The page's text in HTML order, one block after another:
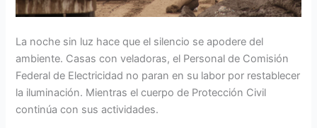
La noche sin luz hace que el silencio se apodere del
ambiente. Casas con veladoras, el Personal de Comisión
Federal de Electricidad no paran en su labor por restablecer
la iluminación. Mientras el cuerpo de Protección Civil
continúa con sus actividades.